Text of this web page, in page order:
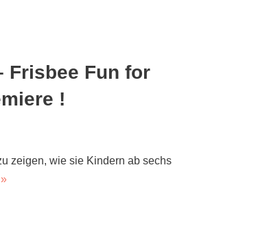
Frisbee Fun for
!
zeigen, wie sie Kindern ab sechs